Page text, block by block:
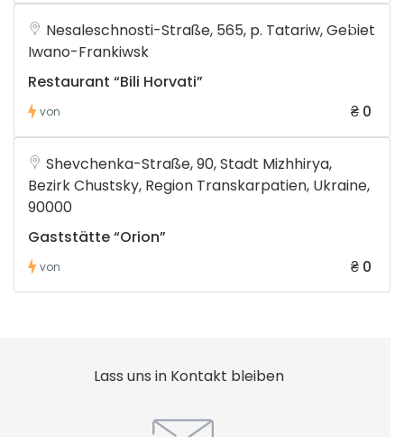
Nesaleschnosti-Straße, 565, p. Tatariw, Gebiet
Iwano-Frankiwsk
Restaurant “Bili Horvati”
von ₴ 0
Shevchenka-Straße, 90, Stadt Mizhhirya,
Bezirk Chustsky, Region Transkarpatien, Ukraine,
90000
Gaststätte “Orion”
von ₴ 0
Lass uns in Kontakt bleiben